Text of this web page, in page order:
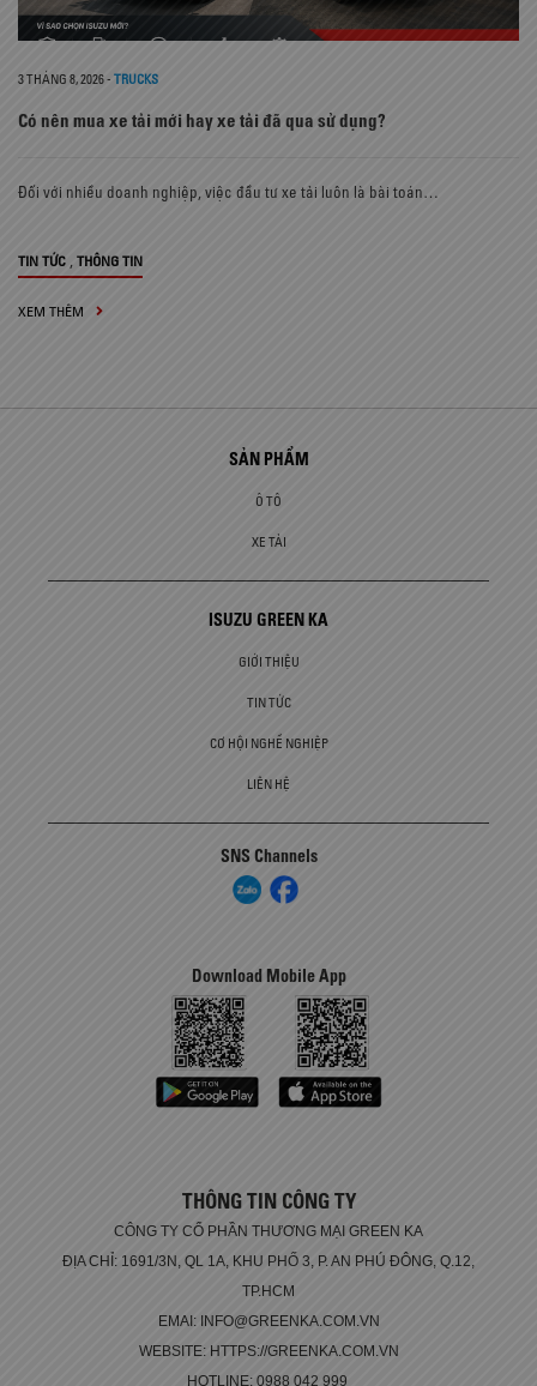
3 THÁNG 8, 2026- TRUCKS
Có nên mua xe tải mới hay xe tải đã qua sử dụng?
Đối với nhiều doanh nghiệp, việc đầu tư xe tải luôn là bài toán…
TIN TỨC THÔNG TIN
XEM THÊM
SẢN PHẨM
Ô TÔ
XE TẢI
ISUZU GREEN KA
GIỚI THIỆU
TIN TỨC
CƠ HỘI NGHỀ NGHIỆP
LIÊN HỆ
SNS Channels
Download Mobile App
THÔNG TIN CÔNG TY
CÔNG TY CỔ PHẦN THƯƠNG MẠI GREEN KA
ĐỊA CHỈ: 1691/3N, QL 1A, KHU PHỐ 3, P. AN PHÚ ĐÔNG, Q.12,
TP.HCM
EMAI: INFO@GREENKA.COM.VN
WEBSITE: HTTPS://GREENKA.COM.VN
HOTLINE: 0988 042 999